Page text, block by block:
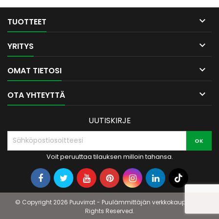
TUOTTEET 
YRITYS 
OMAT TIETOSI 
OTA YHTEYTTÄ 
UUTISKIRJE
Voit peruuttaa tilauksen milloin tahansa.
© Copyright 2026 Puuvirrat - Puulämmittäjän verkkokauppa. All
Rights Reserved.